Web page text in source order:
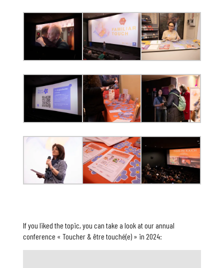
If you liked the topic, you can take a look at our annual
conference « Toucher & être touché(e) » in 2024: